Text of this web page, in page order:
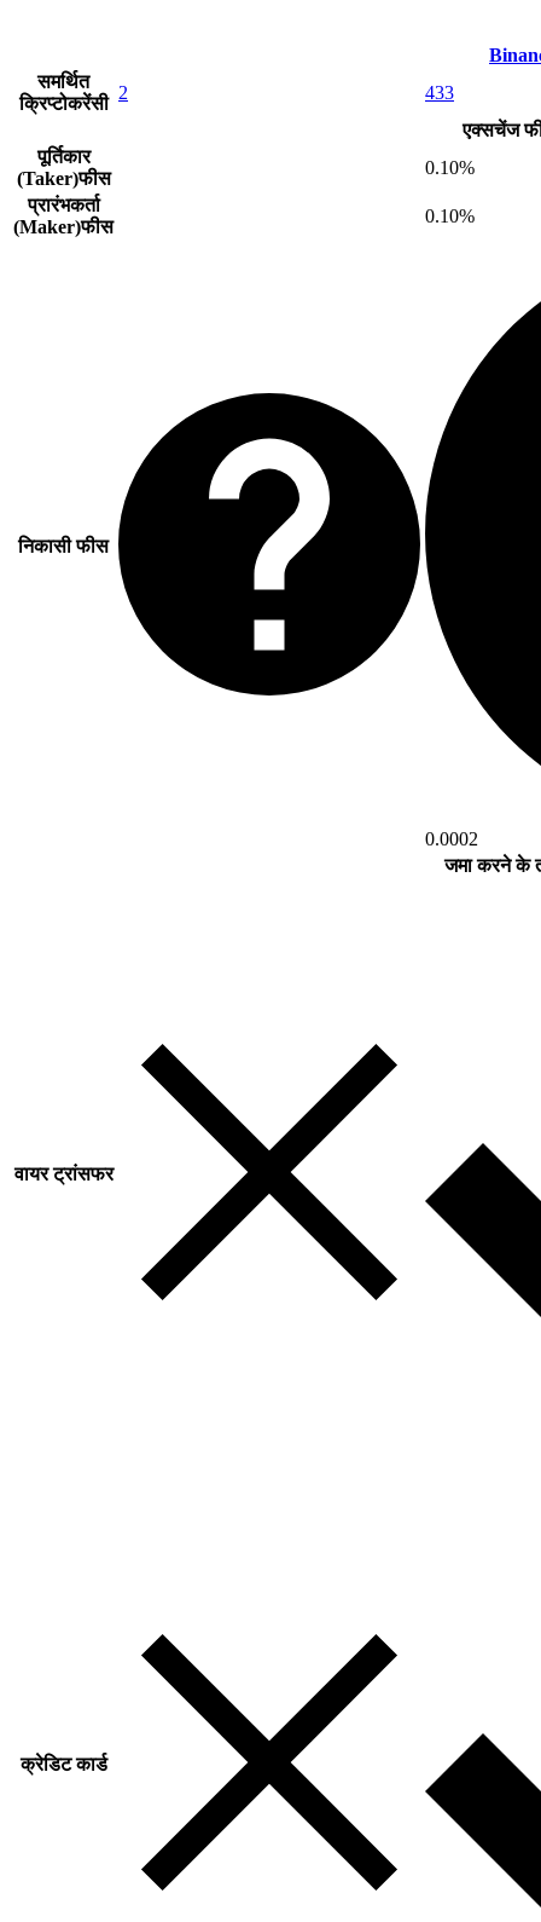
समर्थित
क्रिप्टोकरेंसी
2
433
एक्सचेंज
पूर्तिकार
(Taker)फीस
0.10%
प्रारंभकर्ता
(Maker)फीस
0.10%
निकासी फीस
0.0002
जमा करने के
वायर ट्रांसफर
क्रेडिट कार्ड